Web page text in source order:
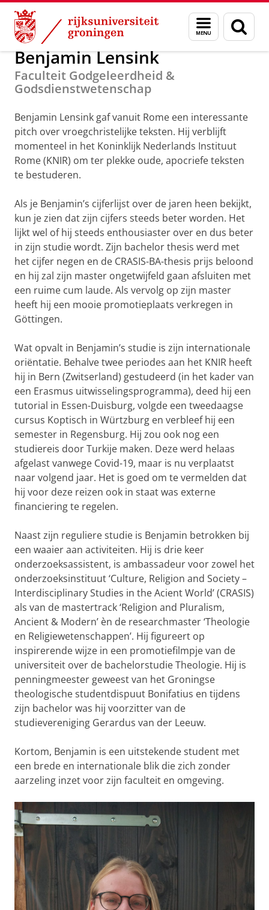
Skip
Content
Skip
Navigation
Menu
en
zoeken
Alumni GUF-100 prijzen 2020
Benjamin Lensink
Faculteit Godgeleerdheid &
Godsdienstwetenschap
Benjamin Lensink gaf vanuit Rome een interessante
pitch over vroegchristelijke teksten. Hij verblijft
momenteel in het Koninklijk Nederlands Instituut
Rome (KNIR) om ter plekke oude, apocriefe teksten
te bestuderen.
Als je Benjamin’s cijferlijst over de jaren heen bekijkt,
kun je zien dat zijn cijfers steeds beter worden. Het
lijkt wel of hij steeds enthousiaster over en dus beter
in zijn studie wordt. Zijn bachelor thesis werd met
het cijfer negen en de CRASIS-BA-thesis prijs beloond
en hij zal zijn master ongetwijfeld gaan afsluiten met
een ruime cum laude. Als vervolg op zijn master
heeft hij een mooie promotieplaats verkregen in
Göttingen.
Wat opvalt in Benjamin’s studie is zijn internationale
oriëntatie. Behalve twee periodes aan het KNIR heeft
hij in Bern (Zwitserland) gestudeerd (in het kader van
een Erasmus uitwisselingsprogramma), deed hij een
tutorial in Essen-Duisburg, volgde een tweedaagse
cursus Koptisch in Würtzburg en verbleef hij een
semester in Regensburg. Hij zou ook nog een
studiereis door Turkije maken. Deze werd helaas
afgelast vanwege Covid-19, maar is nu verplaatst
naar volgend jaar. Het is goed om te vermelden dat
hij voor deze reizen ook in staat was externe
financiering te regelen.
Naast zijn reguliere studie is Benjamin betrokken bij
een waaier aan activiteiten. Hij is drie keer
onderzoeksassistent, is ambassadeur voor zowel het
onderzoeksinstituut ‘Culture, Religion and Society –
Interdisciplinary Studies in the Acient World’ (CRASIS)
als van de mastertrack ‘Religion and Pluralism,
Ancient & Modern’ èn de researchmaster ‘Theologie
en Religiewetenschappen’. Hij figureert op
inspirerende wijze in een promotiefilmpje van de
universiteit over de bachelorstudie Theologie. Hij is
penningmeester geweest van het Groningse
theologische studentdispuut Bonifatius en tijdens
zijn bachelor was hij voorzitter van de
studievereniging Gerardus van der Leeuw.
Kortom, Benjamin is een uitstekende student met
een brede en internationale blik die zich zonder
aarzeling inzet voor zijn faculteit en omgeving.